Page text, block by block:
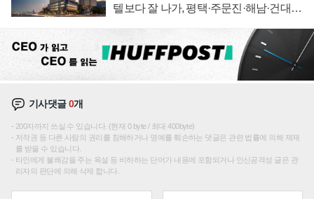
텔보다 잘 나가, 평택·주문진·해남·건대로
기사댓글0개
200자까지 쓰실 수 있습니다. (현재 0 byte / 최대 400byte)
저작권 등 다른 사람의 권리를 침해하거나 명예를 훼손하는 댓글은 관련 법률에 의해 제재
를 받을 수 있습니다.
타인에게 불쾌감을 주는 욕설 등 비하하는 단어가 내용에 포함되거나 인신공격성 글은 관
리자의 판단에 의해 삭제 합니다.